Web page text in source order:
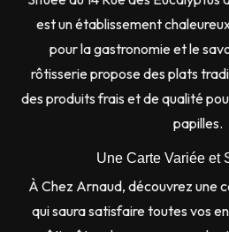
est un établissement
pour la gastronomie et le
rôtisserie propose des plats
des produits frais et de qualité
papilles.
Une Carte Variée et
À Chez Arnaud, découvrez une
qui saura satisfaire toutes vos